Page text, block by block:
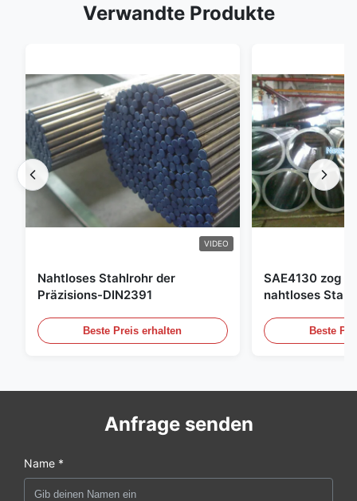
Verwandte Produkte
VIDEO
Nahtloses Stahlrohr der
Präzisions-DIN2391
Beste Preis erhalten
SAE4130 zog
nahtloses
Beste
Anfrage senden
Name *